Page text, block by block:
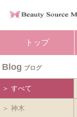
トップ
Blog ブログ
＞ すべて
＞ 神木